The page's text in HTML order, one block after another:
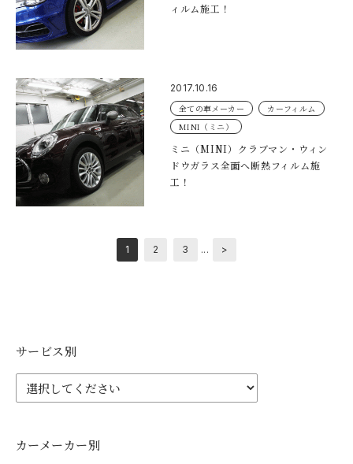
ィルム施工！
2017.10.16
全ての車メーカー
カーフィルム
MINI（ミニ）
ミニ（MINI）クラブマン・ウィン
ドウガラス全面へ断熱フィルム施
工！
1 2 3 ... >
サービス別
カーメーカー別